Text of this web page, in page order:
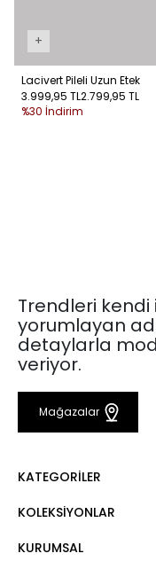
+
Lacivert Pileli Uzun Etek
3.999,95 TL2.799,95 TL
%30 İndirim
Trendleri kendi
yorumlayan
detaylarla
veriyor.
Mağazalar
KATEGORILER
Elbise
KOLEKSIYONLAR
Mert Aslan
KURUMSAL